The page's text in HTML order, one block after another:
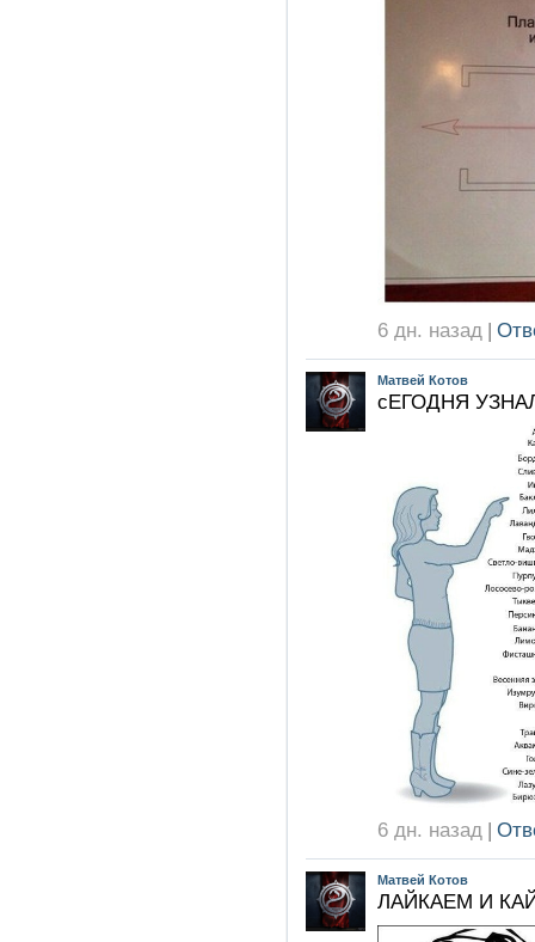
6 дн. назад |
Матвей Котов
сЕГОДНЯ
6 дн. назад |
Матвей Котов
ЛАЙКАЕМ И